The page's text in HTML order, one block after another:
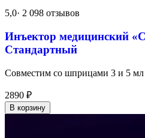
5,0· 2 098 отзывов
Инъектор медицинский
Стандартный
Совместим со шприцами 3 и 5
2890 ₽
В корзину